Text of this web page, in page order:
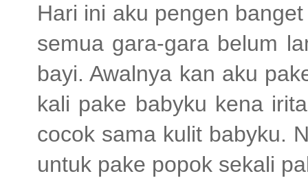
Hari ini aku pengen
semua gara-gara belum
bayi. Awalnya kan aku
kali pake babyku kena
cocok sama kulit babyku.
untuk pake popok sekali